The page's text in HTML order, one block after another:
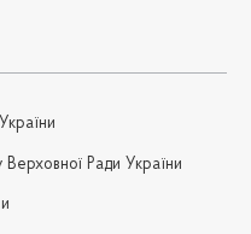
Ради України